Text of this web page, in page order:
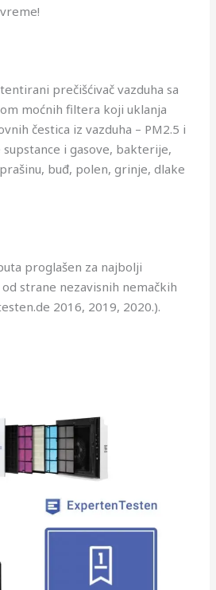
prečišćivač vazduha sa
moćnih filtera koji uklanja
čestica iz vazduha – PM2.5 i
i gasove, bakterije,
buđ, polen, grinje, dlake
proglašen za najbolji
strane nezavisnih nemačkih
2016, 2019, 2020.).